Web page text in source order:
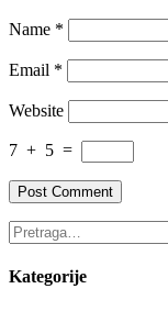
Name *
Email *
Website
7 + 5 =
Kategorije